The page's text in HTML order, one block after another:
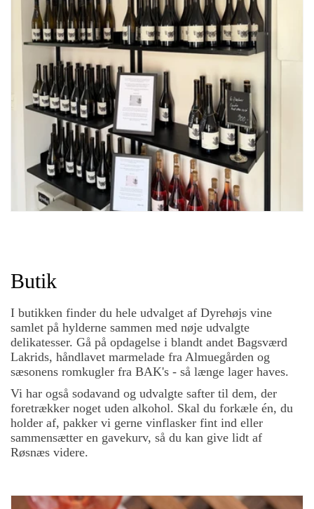
Butik
I butikken finder du hele udvalget af Dyrehøjs vine
samlet på hylderne sammen med nøje udvalgte
delikatesser. Gå på opdagelse i blandt andet Bagsværd
Lakrids, håndlavet marmelade fra Almuegården og
sæsonens romkugler fra BAK's - så længe lager haves.
Vi har også sodavand og udvalgte safter til dem, der
foretrækker noget uden alkohol. Skal du forkæle én, du
holder af, pakker vi gerne vinflasker fint ind eller
sammensætter en gavekurv, så du kan give lidt af
Røsnæs videre.